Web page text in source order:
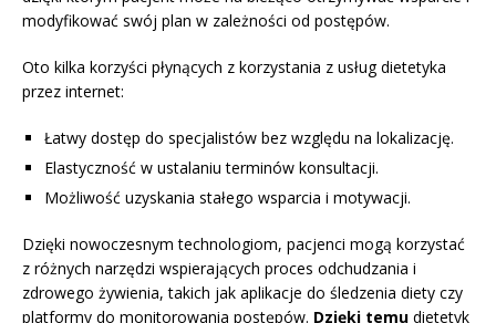
modyfikować swój plan w zależności od postępów.
Oto kilka korzyści płynących z korzystania z usług dietetyka
przez internet:
Łatwy dostęp do specjalistów bez względu na lokalizację.
Elastyczność w ustalaniu terminów konsultacji.
Możliwość uzyskania stałego wsparcia i motywacji.
Dzięki nowoczesnym technologiom, pacjenci mogą korzystać
z różnych narzędzi wspierających proces odchudzania i
zdrowego żywienia, takich jak aplikacje do śledzenia diety czy
platformy do monitorowania postępów. Dzięki temu dietetyk